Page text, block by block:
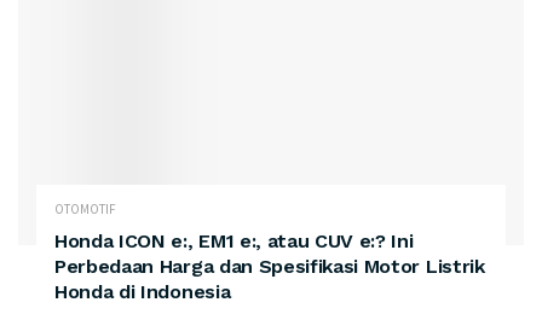
OTOMOTIF
Honda ICON e:, EM1 e:, atau CUV e:? Ini
Perbedaan Harga dan Spesifikasi Motor Listrik
Honda di Indonesia